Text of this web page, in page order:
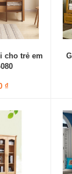
cho trẻ em
₫